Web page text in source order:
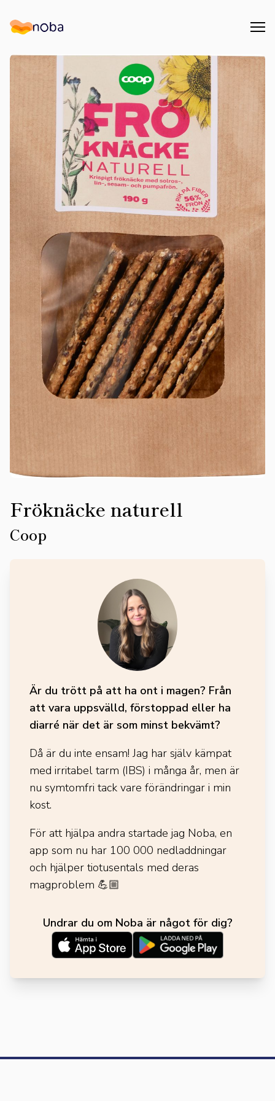
Noba
Fröknäcke naturell
Coop
Är du trött på att ha ont i magen? Från
att vara uppsvälld, förstoppad eller ha
diarré när det är som minst bekvämt?
Då är du inte ensam! Jag har själv kämpat
med irritabel tarm (IBS) i många år, men är
nu symtomfri tack vare förändringar i min
kost.
För att hjälpa andra startade jag Noba, en
app som nu har 100 000 nedladdningar
och hjälper tiotusentals med deras
magproblem 💪🏼
Undrar du om Noba är något för dig?